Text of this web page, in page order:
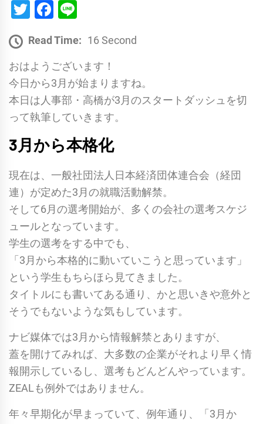
TwitterFacebook
Read Time: 16 Second
おはようございます！
今日から3月が始まりますね。
本日は人事部・高橋が3月のスタートダッシュを切
って執筆していきます。
3月から本格化
現在は、一般社団法人日本経済団体連合会（経団
連）が定めた3月の就職活動解禁。
そして6月の選考開始が、多くの会社の選考スケジ
ュールとなっています。
学生の選考をする中でも、
「3月から本格的に動いていこうと思っています」
という学生もちらほら見てきました。
タイトルにも書いてある通り、かと思いきや意外と
そうでもないような気もしています。
ナビ媒体では3月から情報解禁とありますが、
蓋を開けてみれば、大多数の企業がそれより早く情
報開示しているし、選考もどんどんやっています。
ZEALも例外ではありません。
年々早期化が早まっていて、例年通り、「3月か